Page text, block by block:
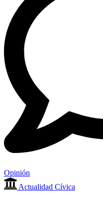
Opinión
Actualidad Cívica